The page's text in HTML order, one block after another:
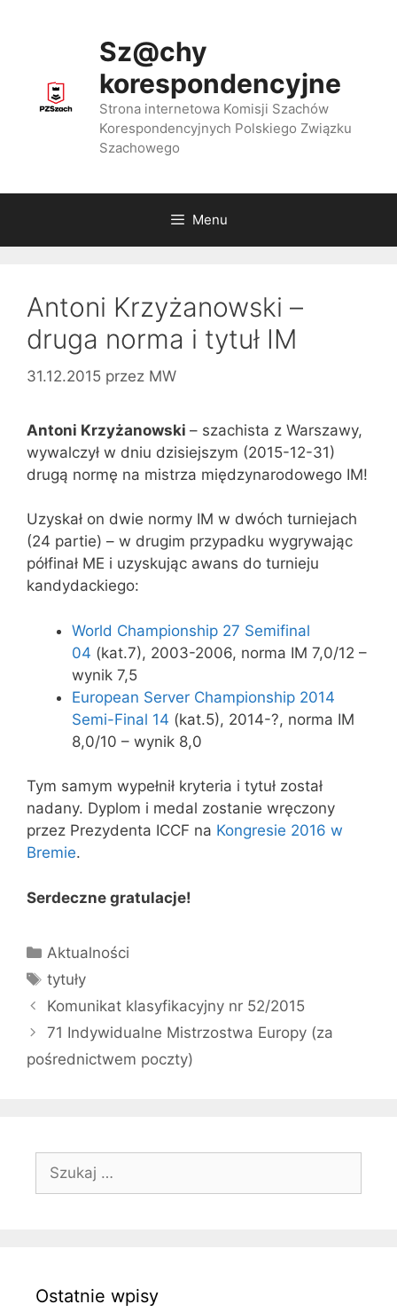
Sz@chy
korespondencyjne
Strona internetowa Komisji Szachów
Korespondencyjnych Polskiego Związku
Szachowego
Menu
Antoni Krzyżanowski –
druga norma i tytuł IM
31.12.2015 przez MW
Antoni Krzyżanowski – szachista z Warszawy,
wywalczył w dniu dzisiejszym (2015-12-31)
drugą normę na mistrza międzynarodowego IM!
Uzyskał on dwie normy IM w dwóch turniejach
(24 partie) – w drugim przypadku wygrywając
półfinał ME i uzyskując awans do turnieju
kandydackiego:
World Championship 27 Semifinal
04 (kat.7), 2003-2006, norma IM 7,0/12 –
wynik 7,5
European Server Championship 2014
Semi-Final 14 (kat.5), 2014-?, norma IM
8,0/10 – wynik 8,0
Tym samym wypełnił kryteria i tytuł został
nadany. Dyplom i medal zostanie wręczony
przez Prezydenta ICCF na Kongresie 2016 w
Bremie.
Serdeczne gratulacje!
Kategorie
Aktualności
Tagi
tytuły
Komunikat klasyfikacyjny nr 52/2015
71 Indywidualne Mistrzostwa Europy (za
pośrednictwem poczty)
Ostatnie wpisy